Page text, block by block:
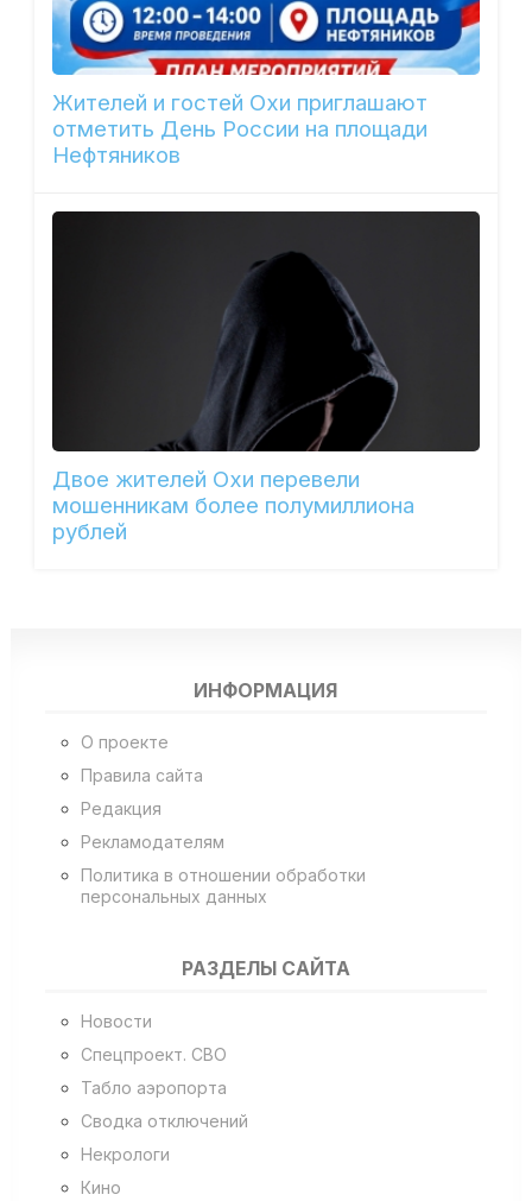
Жителей и гостей Охи приглашают
отметить День России на площади
Нефтяников
Двое жителей Охи перевели
мошенникам более полумиллиона
рублей
ИНФОРМАЦИЯ
О проекте
Правила сайта
Редакция
Рекламодателям
Политика в отношении обработки
персональных данных
РАЗДЕЛЫ САЙТА
Новости
Спецпроект. СВО
Табло аэропорта
Сводка отключений
Некрологи
Кино